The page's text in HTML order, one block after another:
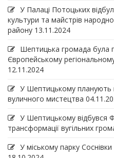
У Палаці Потоцьких
культури та майстрів
району 13.11.2024
Шептицька громада була
Європейському
12.11.2024
У Шептицькому планують
вуличного мистецтва
У Шептицькому відбувся
трансформації вугільних
У міському парку